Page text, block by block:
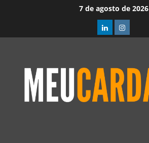
7 de agosto de 2026